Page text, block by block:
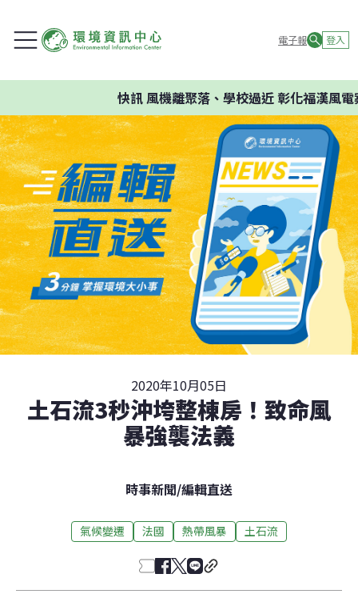
電子報 登入
快訊風機離聚落、學校過近 彰化福漢風電
2020年10月05日
土石流3秒沖垮整棟房！致命風
暴強襲法義
時事新聞/編輯直送
氣候變遷 法國 熱帶風暴 土石流